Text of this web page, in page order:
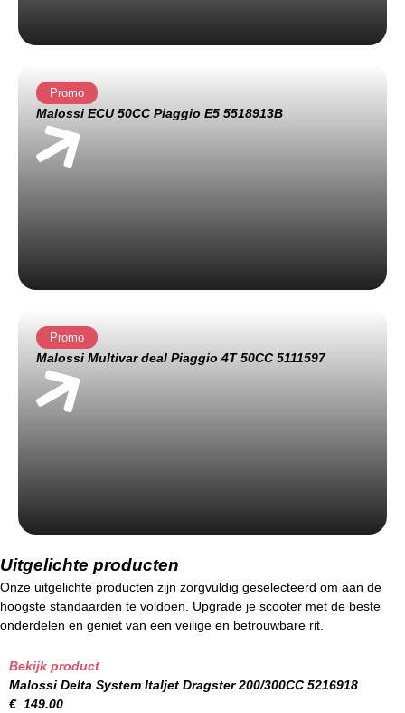
Promo
Malossi ECU 50CC Piaggio E5 5518913B
Promo
Malossi Multivar deal Piaggio 4T 50CC 5111597
Uitgelichte producten
Onze uitgelichte producten zijn zorgvuldig geselecteerd om aan de
hoogste standaarden te voldoen. Upgrade je scooter met de beste
onderdelen en geniet van een veilige en betrouwbare rit.
Bekijk product
Malossi Delta System Italjet Dragster 200/300CC 5216918
€ 149.00